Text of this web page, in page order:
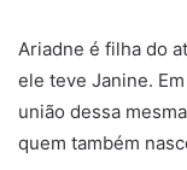
Ariadne é filha do
ele teve Janine.
união dessa
quem também